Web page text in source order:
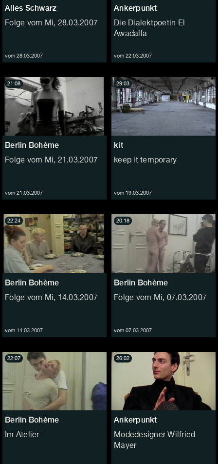
Alles Schwarz
Folge vom Mi, 28.03.2007
vom 28.03.2007
Ankerpunkt
Die Dialektpoetin El
Awadalla
vom 22.03.2007
Berlin Bohème
Folge vom Mi, 21.03.2007
vom 21.03.2007
21:08
kit
keep it temporary
vom 19.03.2007
29:03
Berlin Bohème
Folge vom Mi, 14.03.2007
vom 14.03.2007
22:24
Berlin Bohème
Folge vom Mi, 07.03.2007
vom 07.03.2007
20:18
Berlin Bohème
Im Atelier
22:07
Ankerpunkt
Modedesigner Wilfried
Mayer
26:02